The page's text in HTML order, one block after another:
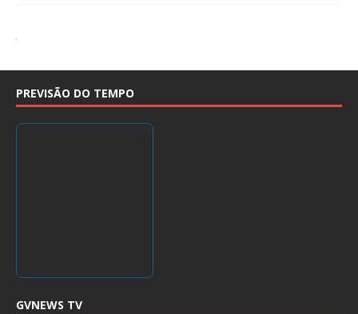
PREVISÃO DO TEMPO
GVNEWS TV